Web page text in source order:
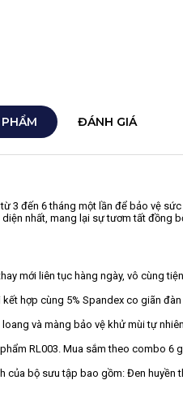
ĐÁNH GIÁ
đến 6 tháng một lần để bảo vệ
nhất, mang lại sự tươm tất
mới liên tục hàng ngày, vô cùng
hợp cùng 5% Spandex co giãn
và màng bảo vệ khử mùi tự
RL003. Mua sắm theo combo
bộ sưu tập bao gồm: Đen